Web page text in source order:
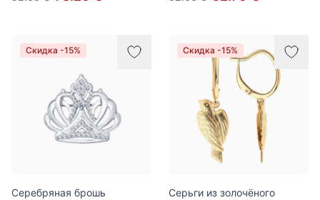
Скидка -15%
Серебряная брошь
Скидка -15%
Серьги из золочёного